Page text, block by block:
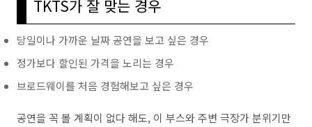
TKTS가 잘 맞는 경우
당일이나 가까운 날짜 공연을 보고 싶은 경우
정가보다 할인된 가격을 노리는 경우
브로드웨이를 처음 경험해보고 싶은 경우
공연을 꼭 볼 계획이 없다 해도, 이 부스와 주변 극장가 분위기만